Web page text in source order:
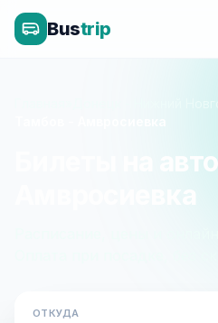
Bustrip
Донецк - Нижний
Билеты на
Амвросиевка
Расписание, цены и
ОТКУДА